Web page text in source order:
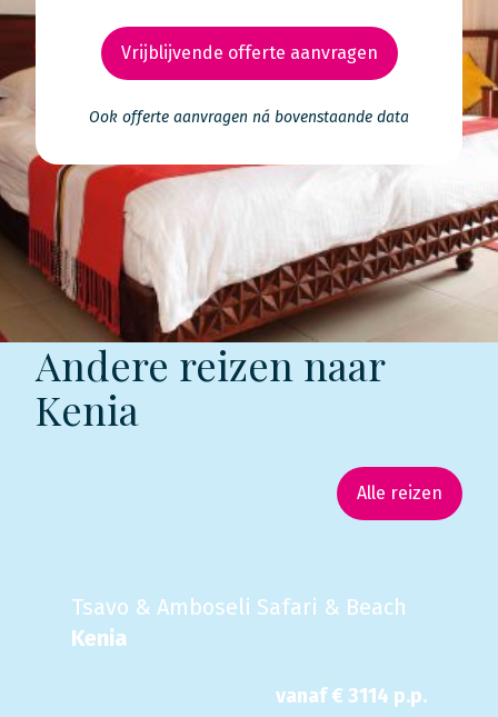
Vrijblijvende offerte aanvragen
Ook offerte aanvragen ná bovenstaande data
Andere reizen naar
Kenia
Alle reizen
Tsavo & Amboseli Safari & Beach
Kenia
vanaf € 3114 p.p.